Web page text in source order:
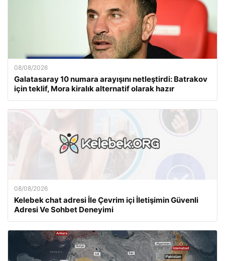
08/08/2026
Galatasaray 10 numara arayışını netleştirdi: Batrakov
için teklif, Mora kiralık alternatif olarak hazır
08/08/2026
Kelebek chat adresi İle Çevrim içi İletişimin Güvenli
Adresi Ve Sohbet Deneyimi